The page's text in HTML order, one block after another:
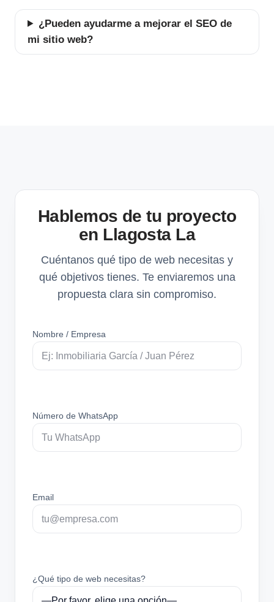
¿Pueden ayudarme a mejorar el SEO de
mi sitio web?
Hablemos de tu proyecto
en Llagosta La
Cuéntanos qué tipo de web necesitas y
qué objetivos tienes. Te enviaremos una
propuesta clara sin compromiso.
Nombre / Empresa
Número de WhatsApp
Email
¿Qué tipo de web necesitas?